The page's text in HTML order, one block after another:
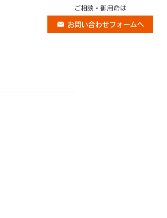
ご相談・御用命は
お問い合わせフォームへ